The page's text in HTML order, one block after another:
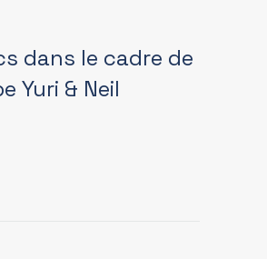
dans le cadre de
Yuri & Neil